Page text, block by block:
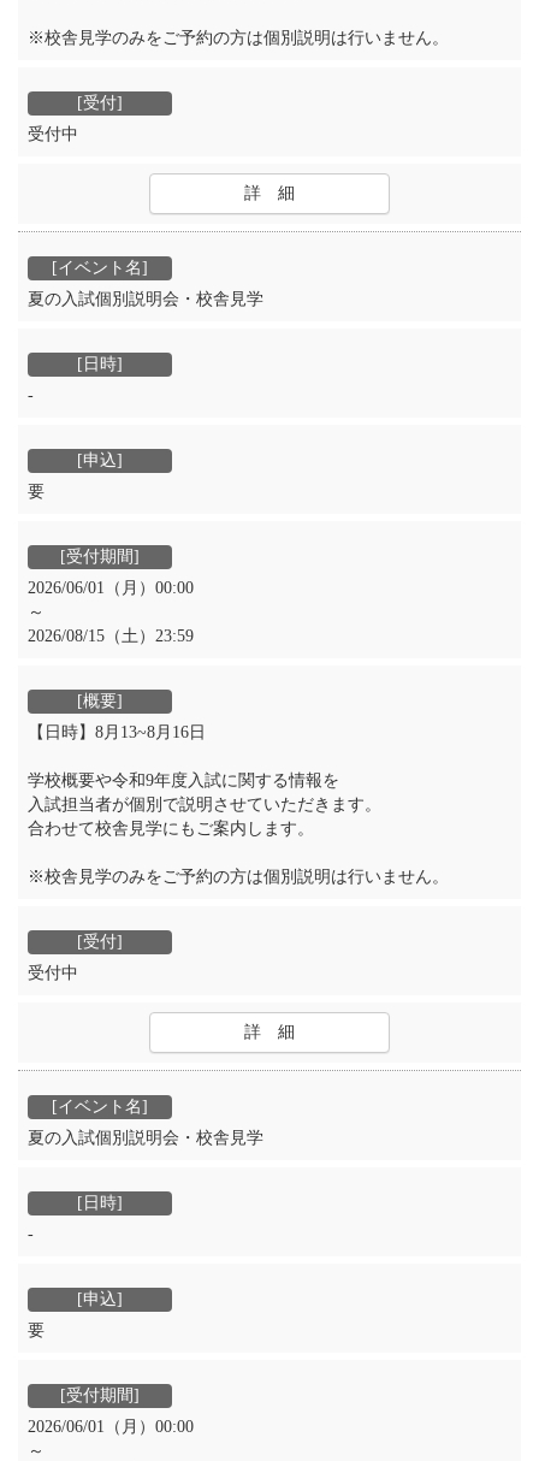
※校舎見学のみをご予約の方は個別説明は行いません。
受付中
詳 細
夏の入試個別説明会・校舎見学
‐
要
2026/06/01（月）00:00
～
2026/08/15（土）23:59
【日時】8月13~8月16日
学校概要や令和9年度入試に関する情報を
入試担当者が個別で説明させていただきます。
合わせて校舎見学にもご案内します。
※校舎見学のみをご予約の方は個別説明は行いません。
受付中
詳 細
夏の入試個別説明会・校舎見学
‐
要
2026/06/01（月）00:00
～